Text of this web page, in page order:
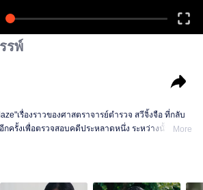
รพ์
เรื่องราวของศาสตราจารย์ตำรวจ สวีจิ้งจือ ที่กลับ
ครั้งเพื่อตรวจสอบคดีประหลาดหนึ่ง ระหว่างนั้นเขาMore